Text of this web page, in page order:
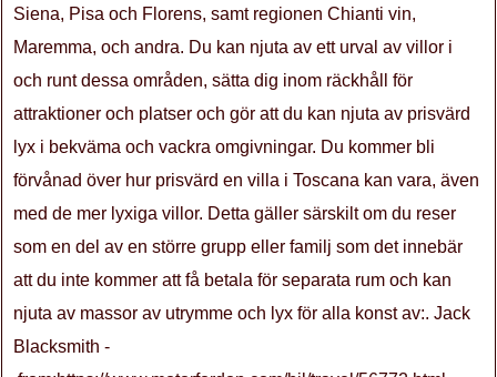
Siena, Pisa och Florens, samt regionen Chianti vin,
Maremma, och andra. Du kan njuta av ett urval av villor i
och runt dessa områden, sätta dig inom räckhåll för
attraktioner och platser och gör att du kan njuta av prisvärd
lyx i bekväma och vackra omgivningar. Du kommer bli
förvånad över hur prisvärd en villa i Toscana kan vara, även
med de mer lyxiga villor. Detta gäller särskilt om du reser
som en del av en större grupp eller familj som det innebär
att du inte kommer att få betala för separata rum och kan
njuta av massor av utrymme och lyx för alla konst av:. Jack
Blacksmith -